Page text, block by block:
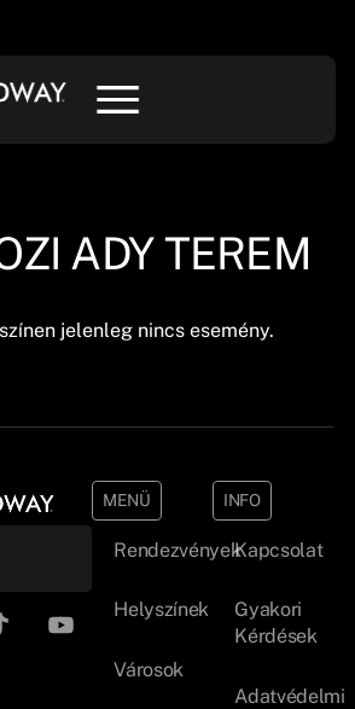
ADY TEREM
jelenleg nincs esemény.
MENÜ
Rendezvények
Helyszínek
Városok
INFO
Kapcsolat
Gyakori
Kérdések
Adatvédelmi